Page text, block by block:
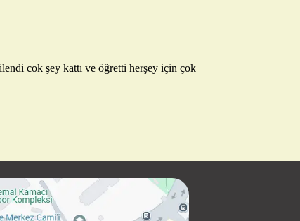
cok şey kattı ve öğretti herşey için çok